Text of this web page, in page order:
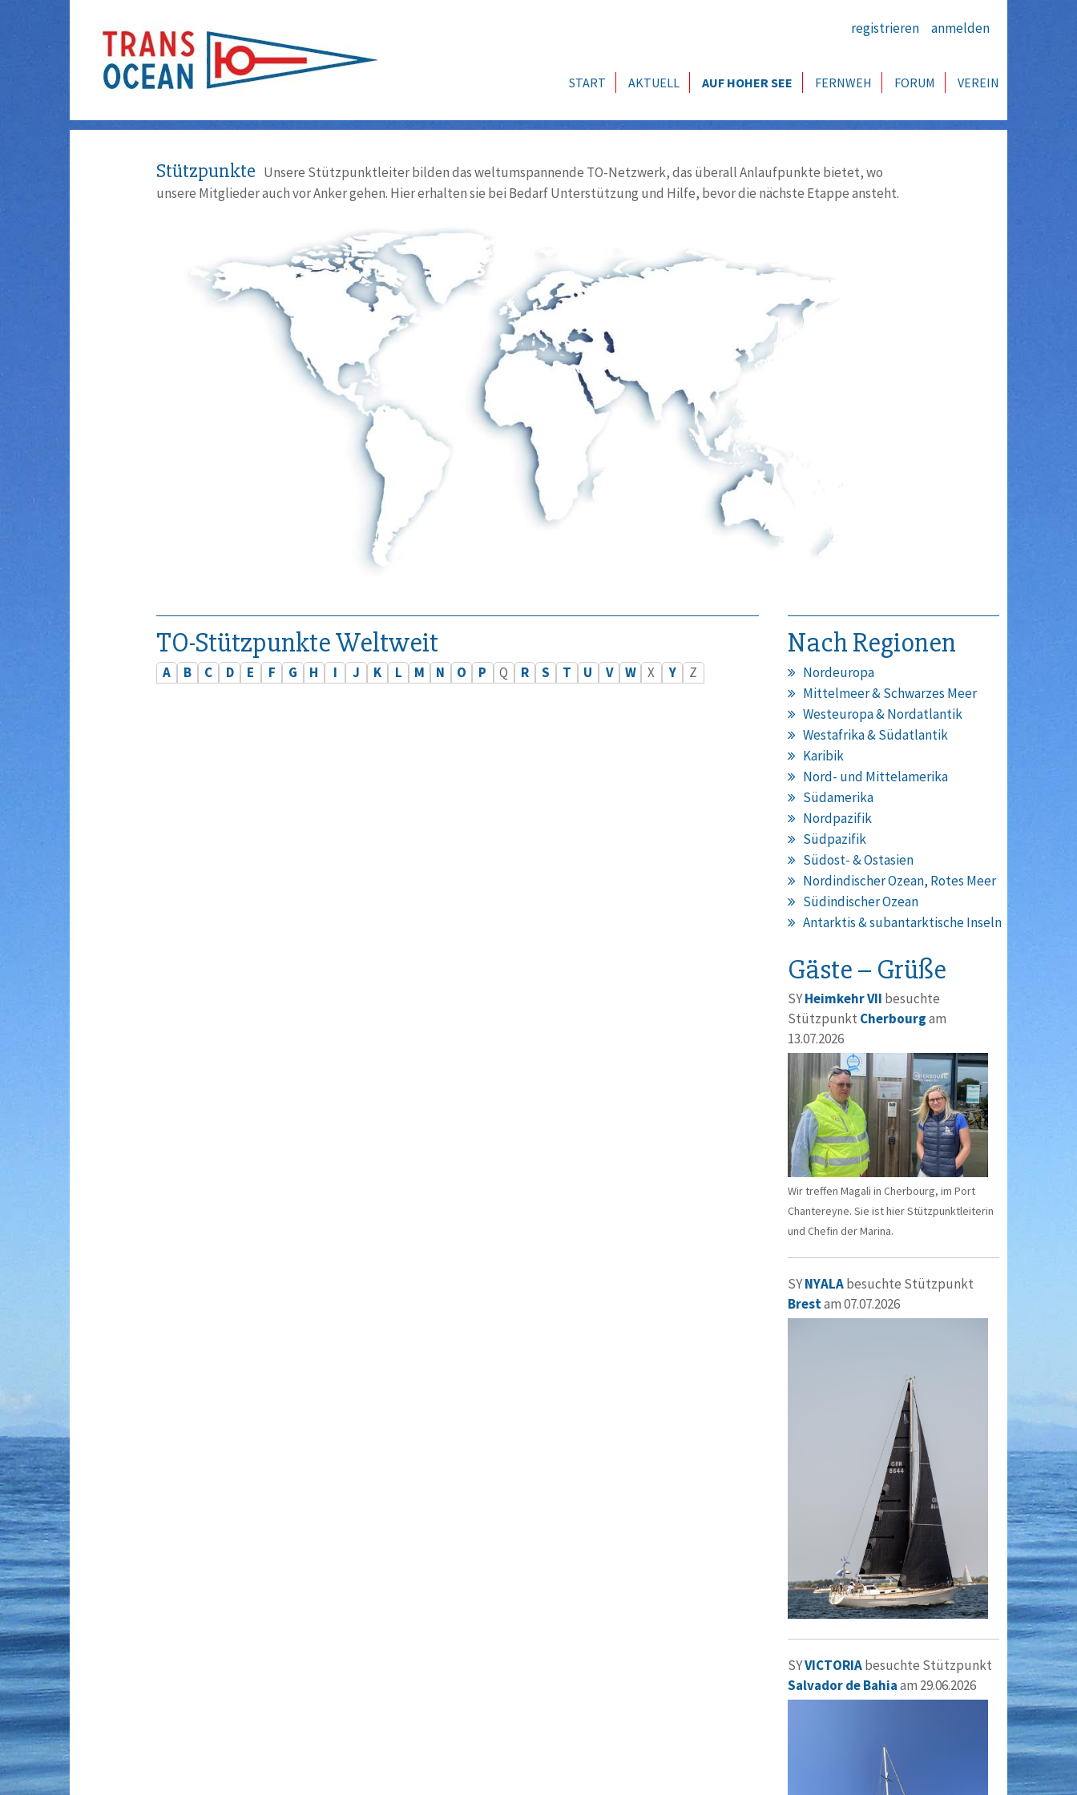
registrieren anmelden
START AKTUELL AUF HOHER SEE FERNWEH FORUM VEREIN
Stützpunkte Unsere Stützpunktleiter bilden das weltumspannende TO-Netzwerk, das überall Anlaufpunkte bietet, wo
unsere Mitglieder auch vor Anker gehen. Hier erhalten sie bei Bedarf Unterstützung und Hilfe, bevor die nächste Etappe ansteht.
TO-Stützpunkte Weltweit
A B C D E F G H I J K L M N O P Q R S T U V W X Y Z
Nach Regionen
Nordeuropa
Mittelmeer & Schwarzes Meer
Westeuropa & Nordatlantik
Westafrika & Südatlantik
Karibik
Nord- und Mittelamerika
Südamerika
Nordpazifik
Südpazifik
Südost- & Ostasien
Nordindischer Ozean, Rotes Meer
Südindischer Ozean
Antarktis & subantarktische Inseln
Gäste – Grüße
SYHeimkehr VII besuchte
Stützpunkt Cherbourgam
13.07.2026
Wir treffen Magali in Cherbourg, im Port
Chantereyne. Sie ist hier Stützpunktleiterin
und Chefin der Marina.
SYNYALAbesuchte Stützpunkt
Brestam 07.07.2026
SYVICTORIAbesuchte Stützpunkt
Salvador de Bahiaam 29.06.2026